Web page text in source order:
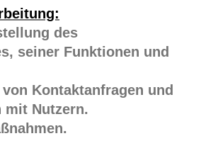
des
seiner Funktionen und
Kontaktanfragen und
mit Nutzern.